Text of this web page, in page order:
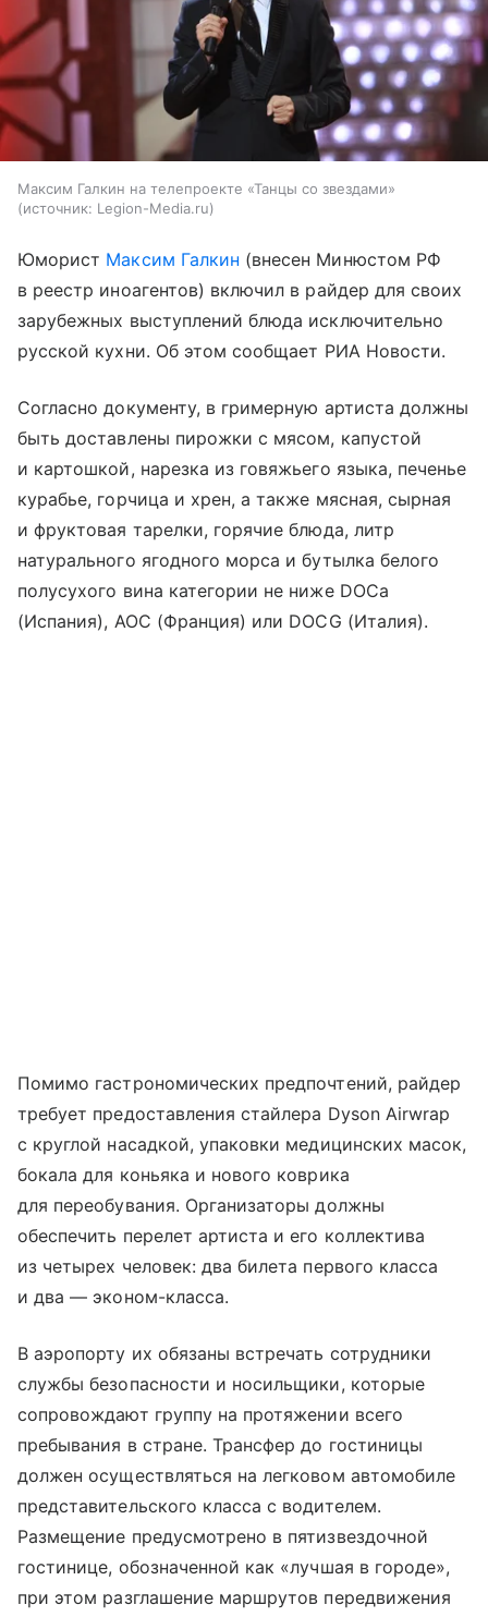
Максим Галкин на телепроекте «Танцы со звездами»
источник: Legion-Media.ru
Юморист Максим Галкин (внесен Минюстом РФ
в реестр иноагентов) включил в райдер для своих
зарубежных выступлений блюда исключительно
русской кухни. Об этом сообщает РИА Новости.
Согласно документу, в гримерную артиста должны
быть доставлены пирожки с мясом, капустой
и картошкой, нарезка из говяжьего языка, печенье
курабье, горчица и хрен, а также мясная, сырная
и фруктовая тарелки, горячие блюда, литр
натурального ягодного морса и бутылка белого
полусухого вина категории не ниже DOCa
(Испания), AOC (Франция) или DOCG (Италия).
Помимо гастрономических предпочтений, райдер
требует предоставления стайлера Dyson Airwrap
с круглой насадкой, упаковки медицинских масок,
бокала для коньяка и нового коврика
для переобувания. Организаторы должны
обеспечить перелет артиста и его коллектива
из четырех человек: два билета первого класса
и два — эконом-класса.
В аэропорту их обязаны встречать сотрудники
службы безопасности и носильщики, которые
сопровождают группу на протяжении всего
пребывания в стране. Трансфер до гостиницы
должен осуществляться на легковом автомобиле
представительского класса с водителем.
Размещение предусмотрено в пятизвездочной
гостинице, обозначенной как «лучшая в городе»,
при этом разглашение маршрутов передвижения